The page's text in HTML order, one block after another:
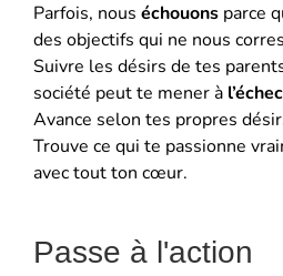
Parfois, nous échouons parce
des objectifs qui ne nous
Suivre les désirs de tes
société peut te mener à l’échec
Avance selon tes propres
Trouve ce qui te passionne
avec tout ton cœur.
Passe à l'action